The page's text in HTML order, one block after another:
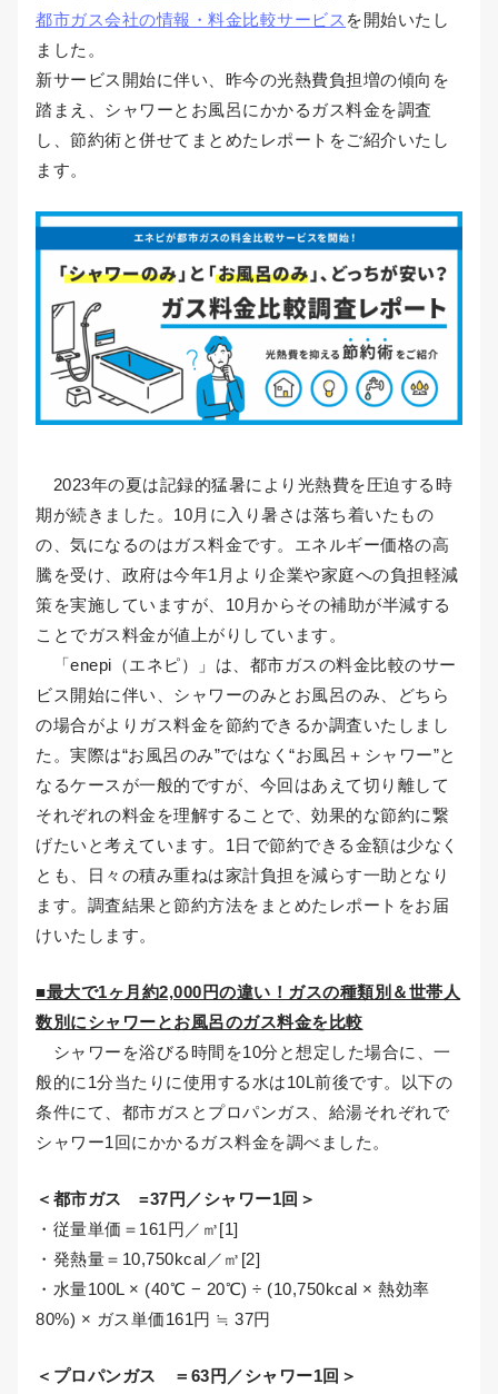
都市ガス会社の情報・料金比較サービス を開始いたし
ました。
新サービス開始に伴い、昨今の光熱費負担増の傾向を
踏まえ、シャワーとお風呂にかかるガス料金を調査
し、節約術と併せてまとめたレポートをご紹介いたし
ます。
2023年の夏は記録的猛暑により光熱費を圧迫する時
期が続きました。10月に入り暑さは落ち着いたもの
の、気になるのはガス料金です。エネルギー価格の高
騰を受け、政府は今年1月より企業や家庭への負担軽減
策を実施していますが、10月からその補助が半減する
ことでガス料金が値上がりしています。
「enepi（エネピ）」は、都市ガスの料金比較のサー
ビス開始に伴い、シャワーのみとお風呂のみ、どちら
の場合がよりガス料金を節約できるか調査いたしまし
た。実際は“お風呂のみ”ではなく“お風呂＋シャワー”と
なるケースが一般的ですが、今回はあえて切り離して
それぞれの料金を理解することで、効果的な節約に繋
げたいと考えています。1日で節約できる金額は少なく
とも、日々の積み重ねは家計負担を減らす一助となり
ます。調査結果と節約方法をまとめたレポートをお届
けいたします。
■最大で1ヶ月約2,000円の違い！ガスの種類別＆世帯人
数別にシャワーとお風呂のガス料金を比較
シャワーを浴びる時間を10分と想定した場合に、一
般的に1分当たりに使用する水は10L前後です。以下の
条件にて、都市ガスとプロパンガス、給湯それぞれで
シャワー1回にかかるガス料金を調べました。
＜都市ガス =37円／シャワー1回＞
・従量単価＝161円／㎥[1]
・発熱量＝10,750kcal／㎥[2]
・水量100L × (40℃ − 20℃) ÷ (10,750kcal × 熱効率
80%) × ガス単価161円 ≒ 37円
＜プロパンガス ＝63円／シャワー1回＞